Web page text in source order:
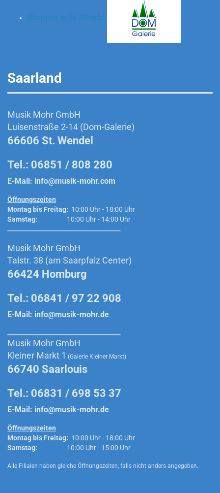
Saarland
Musik Mohr GmbH
Luisenstraße 2-14 (Dom-Galerie)
66606 St. Wendel
Tel.: 06851 / 808 280
E-Mail: info@musik-mohr.com
Öffnungszeiten
Montag bis Freitag: 10:00 Uhr - 18:00 Uhr
Samstag: 10:00 Uhr - 14:00 Uhr
Musik Mohr GmbH
Talstr. 38 (am Saarpfalz Center)
66424 Homburg
Tel.: 06841 / 97 22 908
E-Mail: info@musik-mohr.de
Musik Mohr GmbH
Kleiner Markt 1 (Galerie Kleiner Markt)
66740 Saarlouis
Tel.: 06831 / 698 53 37
E-Mail: info@musik-mohr.de
Öffnungszeiten
Montag bis Freitag: 10:00 Uhr - 18:00 Uhr
Samstag: 10:00 Uhr - 15:00 Uhr
Alle Filialen haben gleiche Öffnungszeiten, falls nicht anders angegeben.